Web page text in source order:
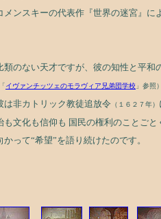
メンスキーの代表作『世界の迷宮』に
のない天才ですが、彼の知性と平和
イヴァンチッツェのモラヴィア兄弟団学校 」参照
は非カトリック教徒追放令 （１６２７年）
文化も信仰も 国民の権利のことご
かって“希望”を語り続けたのです